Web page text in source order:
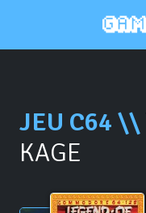
JEU C64 \\
KAGE